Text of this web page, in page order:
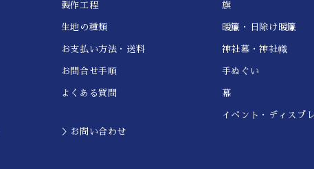
製作工程
生地の種類
お支払い方法・送料
お問合せ手順
よくある質問
＞お問い合わせ
旗
暖簾・日除け暖簾
神社幕・神社幟
手ぬぐい
幕
イベント・ディスプ